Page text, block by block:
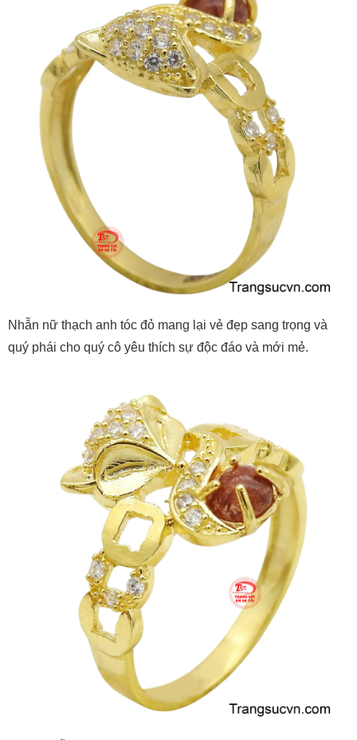
Nhẫn nữ thạch anh tóc đỏ mang lại vẻ đẹp sang trọng và
quý phái cho quý cô yêu thích sự độc đáo và mới mẻ.